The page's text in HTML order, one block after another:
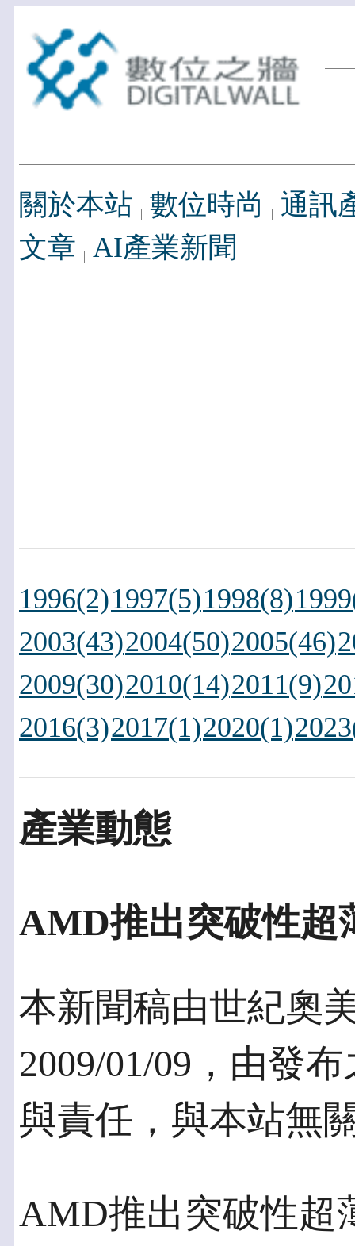
關於本站 數位時尚
通訊
文章 AI產業新聞
1996(2)1997(5)1998(8)
2003(43)2004(50)2005(46)
2009(30)2010(14)2011(9)
2016(3)2017(1)2020(1)
產業動態
AMD推出突破性超
本新聞稿由世紀奧
2009/01/09，由發
與責任，與本站無
AMD推出突破性超